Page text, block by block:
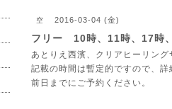
空 2016-03-04 (金)
フリー 10時、11時、17時
あとりえ西濱、クリアヒーリン
記載の時間は暫定的ですので、詳
前日までにご予約ください。